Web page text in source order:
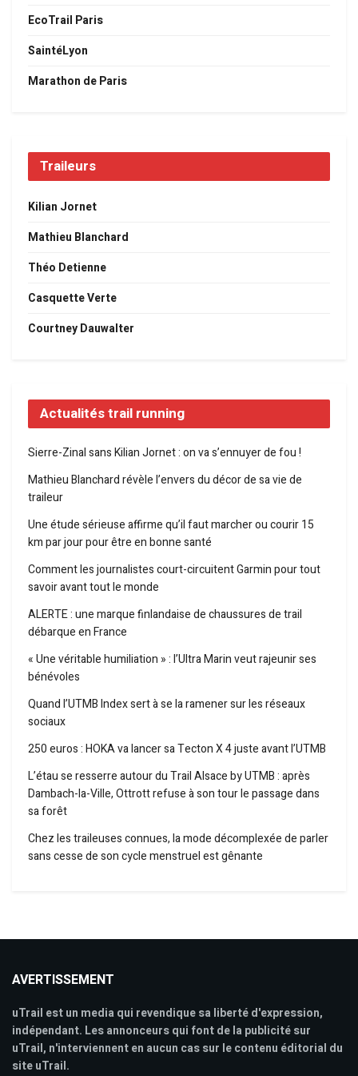
EcoTrail Paris
SaintéLyon
Marathon de Paris
Traileurs
Kilian Jornet
Mathieu Blanchard
Théo Detienne
Casquette Verte
Courtney Dauwalter
Actualités trail running
Sierre-Zinal sans Kilian Jornet : on va s’ennuyer de fou !
Mathieu Blanchard révèle l’envers du décor de sa vie de
traileur
Une étude sérieuse affirme qu’il faut marcher ou courir 15
km par jour pour être en bonne santé
Comment les journalistes court-circuitent Garmin pour tout
savoir avant tout le monde
ALERTE : une marque finlandaise de chaussures de trail
débarque en France
« Une véritable humiliation » : l’Ultra Marin veut rajeunir ses
bénévoles
Quand l’UTMB Index sert à se la ramener sur les réseaux
sociaux
250 euros : HOKA va lancer sa Tecton X 4 juste avant l’UTMB
L’étau se resserre autour du Trail Alsace by UTMB : après
Dambach-la-Ville, Ottrott refuse à son tour le passage dans
sa forêt
Chez les traileuses connues, la mode décomplexée de parler
sans cesse de son cycle menstruel est gênante
AVERTISSEMENT
uTrail est un media qui revendique sa liberté d'expression,
indépendant. Les annonceurs qui font de la publicité sur
uTrail, n'interviennent en aucun cas sur le contenu éditorial du
site uTrail.